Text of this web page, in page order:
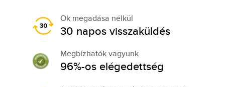
Ok megadása nélkül
30 napos visszaküldés
Megbízhatók vagyunk
96%-os elégedettség